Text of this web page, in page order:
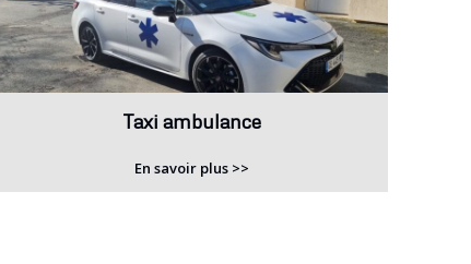
Taxi ambulance
En savoir plus >>